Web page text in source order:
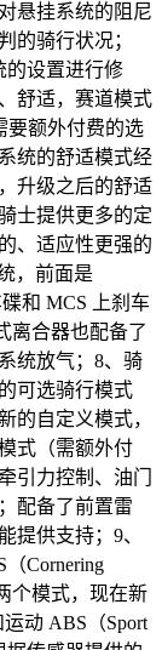
悬挂系统的阻尼
的骑行状况；
的设置进行修
舒适，赛道模式
要额外付费的选
统的舒适模式经
升级之后的舒适
士提供更多的定
、适应性更强的
，前面是
和 MCS 上刹车
离合器也配备了
统放气；8、骑
可选骑行模式
的自定义模式，
式（需额外付
引力控制、油门
配备了前置雷
提供支持；9、
Cornering
个模式，现在新
动 ABS（Sport